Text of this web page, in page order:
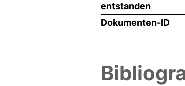
entstanden
Dokumenten-ID